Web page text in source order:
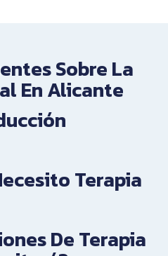
Sobre La
En Alicante
Terapia
De Terapia